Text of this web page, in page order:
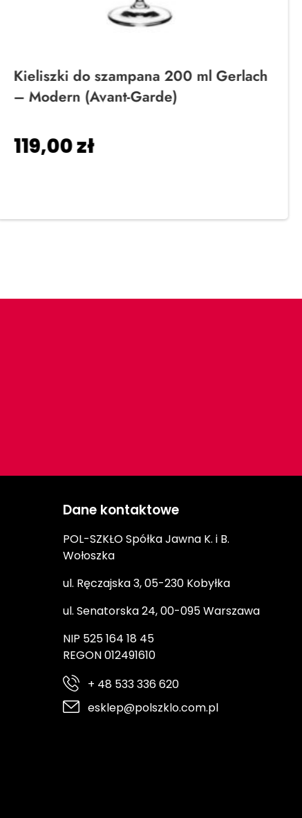
Kieliszki do szampana 200 ml Gerlach
– Modern (Avant-Garde)
119,00zł
Dane kontaktowe
POL-SZKŁO Spółka Jawna K. i B.
Wołoszka
ul. Ręczajska 3, 05-230 Kobyłka
ul. Senatorska 24, 00-095 Warszawa
NIP 525 164 18 45
REGON 012491610
+ 48 533 336 620
esklep@polszklo.com.pl